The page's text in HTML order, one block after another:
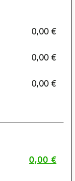
0,00 €
0,00 €
0,00 €
0,00 €